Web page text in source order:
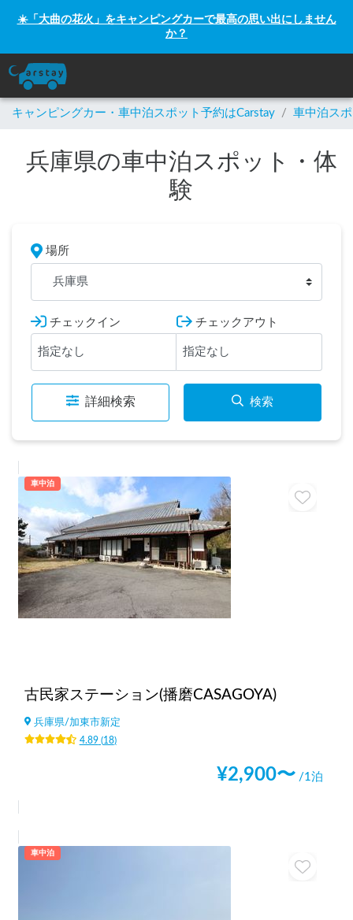
☀️「大曲の花火」をキャンピングカーで最高の思い出にしません
か？
キャンピングカー・車中泊スポット予約はCarstay / 車中泊ス
兵庫県の車中泊スポット・体
験
場所
兵庫県
チェックイン チェックアウト
詳細検索 検索
車中泊
古民家ステーション(播磨CASAGOYA)
兵庫県/加東市新定
4.89(18)
¥2,900〜 /1泊
車中泊